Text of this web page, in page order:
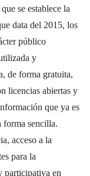
se establece la
data del 2015, los
público
y
de forma gratuita,
licencias abiertas y
que ya es
forma sencilla.
acceso a la
para la
participativa en